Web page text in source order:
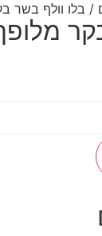
/ בלו וולף בשר בקר